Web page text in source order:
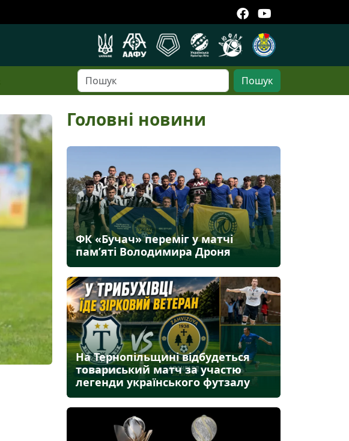
Пошук
Головні новини
ФК «Бучач» переміг у матчі
пам’яті Володимира Дроня
На Тернопільщині відбудеться
товариський матч за участю
легенди українського футзалу